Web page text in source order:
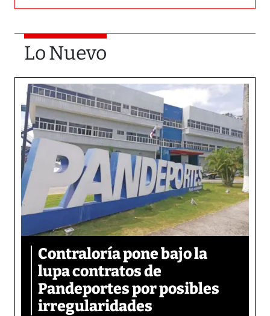
Lo Nuevo
Contraloría pone bajo la
lupa contratos de
Pandeportes por posibles
irregularidades